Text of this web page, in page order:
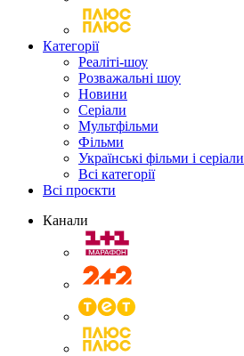
Категорії
Реаліті-шоу
Розважальні шоу
Новини
Серіали
Мультфільми
Фільми
Українські фільми і серіали
Всі категорії
Всі проєкти
Канали